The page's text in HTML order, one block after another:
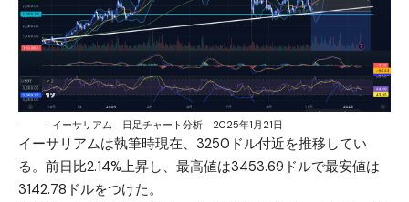
イーサリアム 日足チャート分析 2025年1月21日
イーサリアムは執筆時現在、3250ドル付近を推移してい
る。前日比2.14%上昇し、最高値は3453.69ドルで最安値は
3142.78ドルをつけた。